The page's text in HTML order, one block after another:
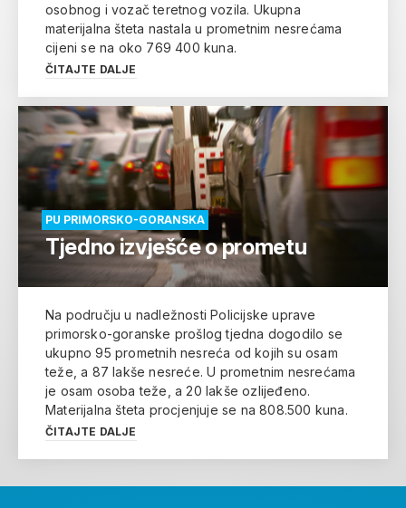
osobnog i vozač teretnog vozila. Ukupna
materijalna šteta nastala u prometnim nesrećama
cijeni se na oko 769 400 kuna.
ČITAJTE DALJE
PU PRIMORSKO-GORANSKA
Tjedno izvješće o prometu
Na području u nadležnosti Policijske uprave
primorsko-goranske prošlog tjedna dogodilo se
ukupno 95 prometnih nesreća od kojih su osam
teže, a 87 lakše nesreće. U prometnim nesrećama
je osam osoba teže, a 20 lakše ozlijeđeno.
Materijalna šteta procjenjuje se na 808.500 kuna.
ČITAJTE DALJE